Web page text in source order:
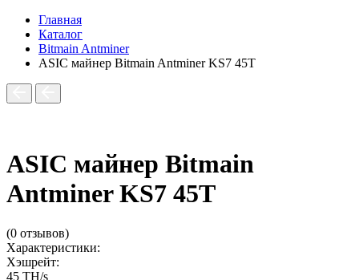
Главная
Каталог
Bitmain Antminer
ASIC майнер Bitmain Antminer KS7 45T
ASIC майнер Bitmain
Antminer KS7 45T
(0 отзывов)
Характеристики:
Хэшрейт:
45 TH/s